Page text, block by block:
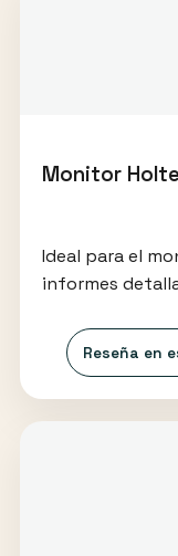
Monitor
Ideal para el
informes
Reseña en